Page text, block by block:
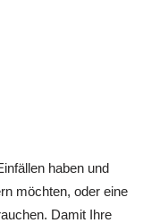
haben und
möchten, oder eine
Damit Ihre